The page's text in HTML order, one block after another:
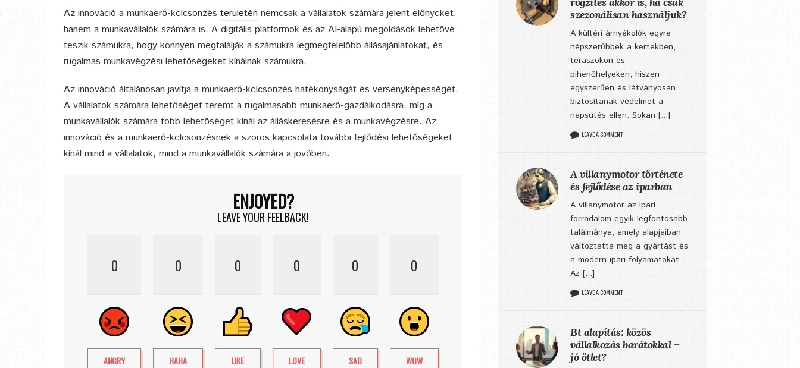
Az innováció a munkaerő-kölcsönzés területén nemcsak a vállalatok számára jelent előnyöket,
hanem a munkavállalók számára is. A digitális platformok és az AI-alapú megoldások lehetővé
teszik számukra, hogy könnyen megtalálják a számukra legmegfelelőbb állásajánlatokat, és
rugalmas munkavégzési lehetőségeket kínálnak számukra.
Az innováció általánosan javítja a munkaerő-kölcsönzés hatékonyságát és versenyképességét.
A vállalatok számára lehetőséget teremt a rugalmasabb munkaerő-gazdálkodásra, míg a
munkavállalók számára több lehetőséget kínál az álláskeresésre és a munkavégzésre. Az
innováció és a munkaerő-kölcsönzésnek a szoros kapcsolata további fejlődési lehetőségeket
kínál mind a vállalatok, mind a munkavállalók számára a jövőben.
ENJOYED?
LEAVE YOUR FEELBACK!
0
ANGRY
0
HAHA
0
LIKE
0
LOVE
0
SAD
0
WOW
szezonálisan használjuk?
A kültéri árnyékolók egyre
népszerűbbek a kertekben,
teraszokon és
pihenőhelyeken, hiszen
egyszerűen és látványosan
biztosítanak védelmet a
napsütés ellen. Sokan [...]
LEAVE A COMMENT
A villanymotor története
és fejlődése az iparban
A villanymotor az ipari
forradalom egyik legfontosabb
találmánya, amely alapjaiban
változtatta meg a gyártást és
a modern ipari folyamatokat.
Az [...]
LEAVE A COMMENT
Bt alapítás: közös
vállalkozás barátokkal –
jó ötlet?